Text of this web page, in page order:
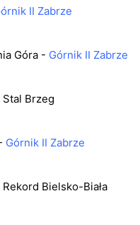
II Zabrze
Góra - Górnik II Zabrze
Stal Brzeg
Górnik II Zabrze
Rekord Bielsko-Biała